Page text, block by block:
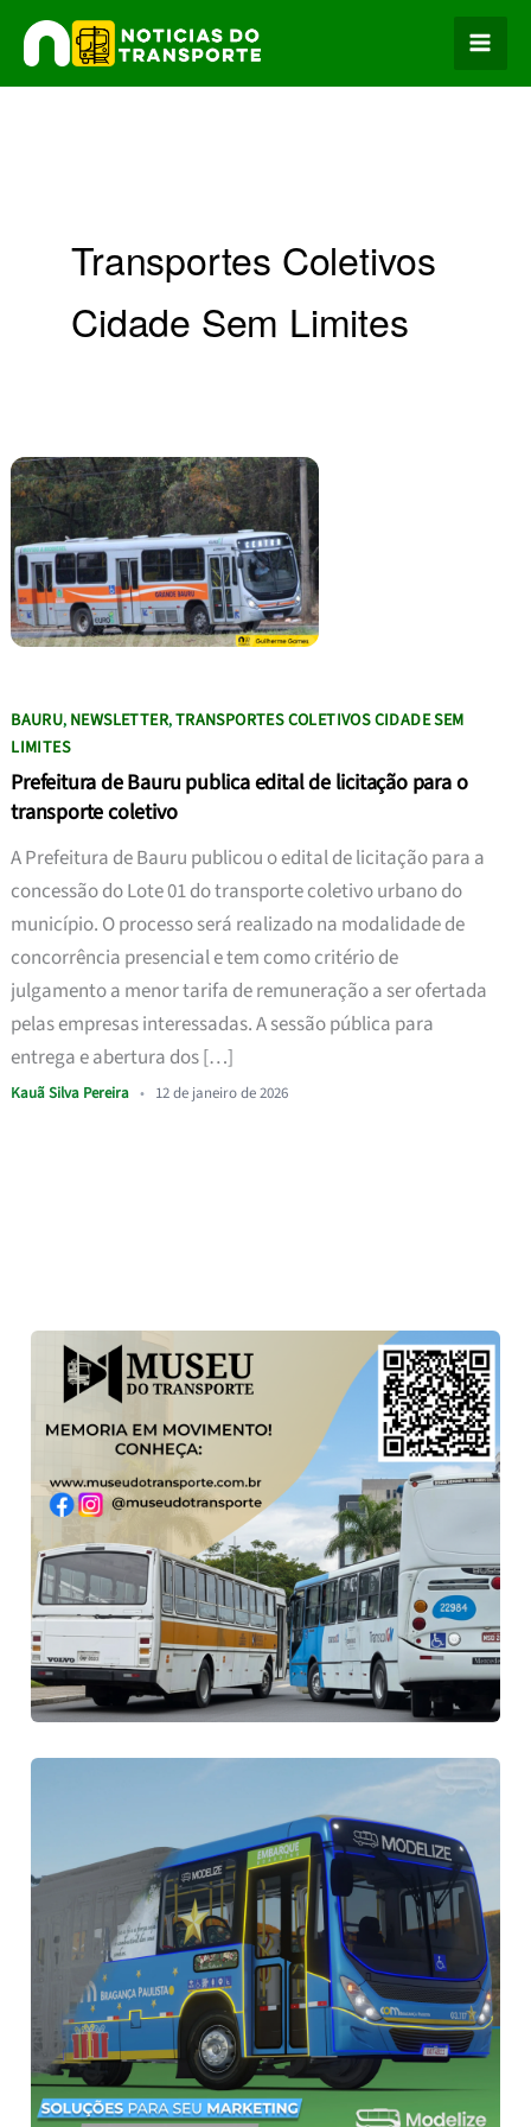
para
o
Transportes Coletivos
Cidade Sem Limites
BAURU, NEWSLETTER,TRANSPORTES COLETIVOS CIDADE SEM
LIMITES
Prefeitura de Bauru publica edital de licitação para o
transporte coletivo
A Prefeitura de Bauru publicou o edital de licitação para a
concessão do Lote 01 do transporte coletivo urbano do
município. O processo será realizado na modalidade de
concorrência presencial e tem como critério de
julgamento a menor tarifa de remuneração a ser ofertada
pelas empresas interessadas. A sessão pública para
entrega e abertura dos […]
Kauã Silva Pereira • 12 de janeiro de 2026